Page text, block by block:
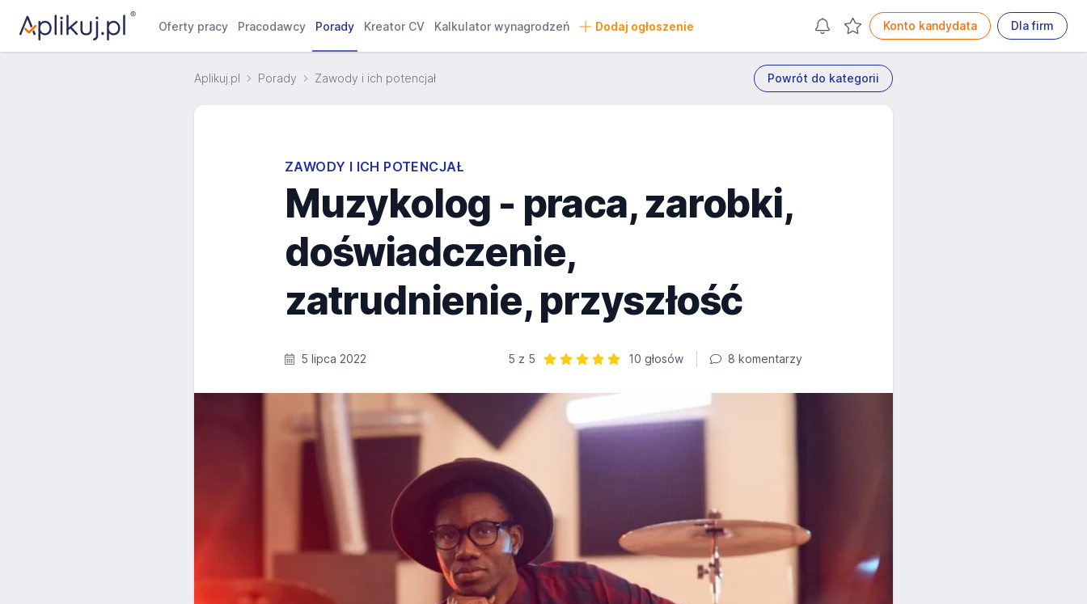
Oferty pracy Pracodawcy Porady Kreator CV Kalkulator wynagrodzeń Dodaj ogłoszenie Konto kandydata Dla firm
Aplikuj.pl Porady Zawody i ich potencjał Powrót do kategorii
ZAWODY I ICH POTENCJAŁ
Muzykolog - praca, zarobki,
doświadczenie,
zatrudnienie, przyszłość
5 lipca 2022
5 z 5
10 głosów 8 komentarzy